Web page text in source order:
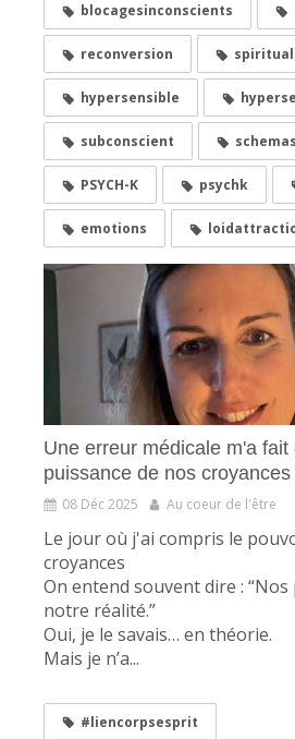
blocagesinconscients
reconversion
hypersensible
subconscient
PSYCH-K psychk
emotions
Une erreur médicale m'a fait
puissance de nos croyances
08 Déc 2025 Au coeur de l'être
Le jour où j'ai compris le
croyances
On entend souvent dire :
notre réalité.”
Oui, je le savais… en théorie.
Mais je n’a...
#liencorpsesprit